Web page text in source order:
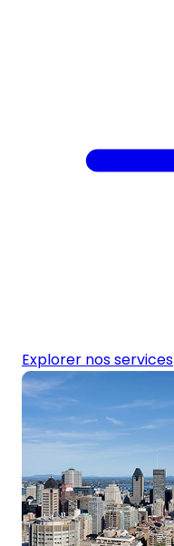
Explorer nos services